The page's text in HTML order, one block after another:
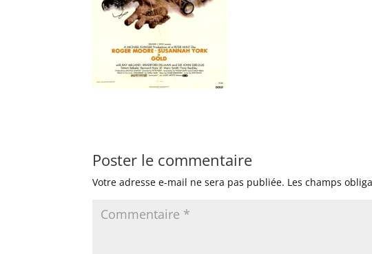
Poster le commentaire
Votre adresse e-mail ne sera pas publiée. Les champs